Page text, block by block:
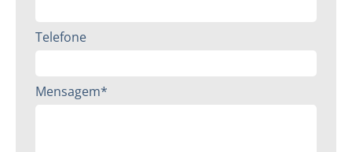
Telefone
Mensagem*